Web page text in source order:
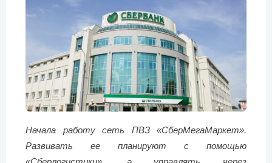
Начала работу сеть ПВЗ «СберМегаМаркет».
Развивать ее планируют с помощью